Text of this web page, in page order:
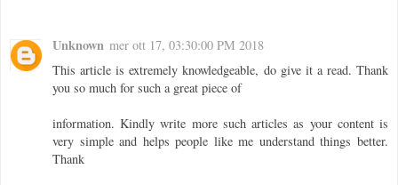
Unknown mer ott 17, 03:30:00 PM 2018
This article is extremely knowledgeable, do give it a read. Thank
you so much for such a great piece of
information. Kindly write more such articles as your content is
very simple and helps people like me understand things better.
Thank